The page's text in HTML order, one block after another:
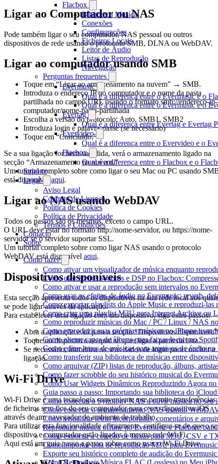
Flacbox
Biblioteca Musical
Conexões
Configurações
Ficheiros Locais
Leitor de Áudio
Listas de Reprodução
Navegação
Perguntas frequentes
Evermusic
Qual é a diferença entre o Evermusic e o
Qual é a diferença entre o Evermusic e o
Evertag
Qual é a diferença entre Evertag e Evertag
Evervideo
Qual é a diferença entre o Evervideo e o
Flacbox
Qual é a diferença entre o Flacbox e o
Suporte
Legal
Aviso Legal
Contrato de Licença
Política de Cookies
Política de Privacidade
Termos e Condições
Contacto
Sobre
Como fazer
Como ativar um visualizador de música enquanto
Como usar efeitos sonoros e DSP no Flacbox:
Como ativar e usar a reprodução sem intervalos no
Como usar os efeitos de áudio no Evermusic: reverb,
Como exportar playlists do Apple Music e reproduzi-las
Como criar uma playlist M3U para Internet Archive ou
Como reproduzir músicas do Mac / PC / Linux / NAS
Como reproduzir suas próprias músicas no iPhone
Como alterar capas de álbuns para faixas locais no
Como editar letras de músicas para arquivos de áudio
Como transferir sua biblioteca de músicas entre
Como arquivar (ZIP) listas de reprodução, álbuns,
Como fazer scrobble do seu histórico musical do
Como Usar Widgets Dinâmicos Reproduzindo Agora
Guia passo a passo: Importando sua biblioteca do
Como conectar o Synology NAS e ouvir música no seu
Como conectar o armazenamento NAS usando
Como visualizar letras incorporadas, comentários e
Reproduzir música offline no Evermusic e Flacbox:
Como exportar a coleção de faixas para M3U, CSV e
Como importar lista de reprodução M3U para
Exporte seu histórico completo de audição do
Como Reproduzir Música FLAC (Lossless) no Meu
Ligar ao Computador ou NAS
Pode também ligar o seu computador, NAS pessoal ou outros
dispositivos de rede usando o protocolo SMB, DLNA ou WebDAV.
Ligar ao computador usando SMB
Toque em “Ligar ao armazenamento na nuvem” → SMB.
Introduza o endereço IP do computador e o nome da pasta
partilhada no campo URL usando o formato smb://endereço-ip-
computador/nome-pasta-partilhada
Escolha a versão do protocolo: Auto, SMB1, SMB2
Introduza login e palavra-passe (se necessário)
Toque em “Concluído.”
Se a sua ligação for bem-sucedida, verá o armazenamento ligado na
secção “Armazenamento na nuvem.”
Um tutorial completo sobre como ligar o seu Mac ou PC usando
está disponívelaqui.
Ligar ao NAS usando WebDAV
Todos os passos são os mesmos, exceto o campo URL.
O URL deve estar no formato http://nome-servidor, ou https://nome-
servidor se o servidor suportar SSL.
Um tutorial completo sobre como ligar NAS usando o protocolo
WebDAV está disponível aqui.
Dispositivos disponíveis
Esta secção apresenta todos os dispositivos na sua rede local aos quais
se pode ligar através da aplicação.
Para estabelecer uma ligação com um dispositivo, siga estes passos:
Abra a aplicação e vá para a secção “Dispositivos disponíveis.”
Toque no dispositivo ao qual se quer ligar a partir da lista.
Se necessário, introduza os seus dados de login para concluir a
ligação.
Wi-Fi Drive
Wi-Fi Drive é uma tecnologia conveniente que permite transferências
de ficheiros sem fios do seu computador para o seu dispositivo iOS
através de um navegador de ambiente de trabalho.
Para utilizar esta funcionalidade eficazmente, certifique-se de que o
dispositivo e computador estão ligados à mesma rede Wi-Fi.
Aqui está um guia passo a passo sobre como usar o Wi-Fi Drive.